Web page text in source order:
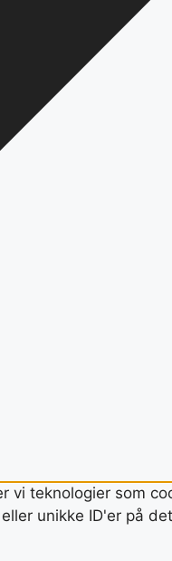
vi teknologier som
unikke ID'er på